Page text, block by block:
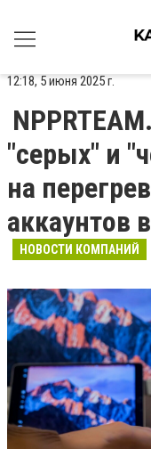
12:18, 5 июня 2025 г.
"серых" и
на
аккаунтов
НОВОСТИ КОМПАНИЙ